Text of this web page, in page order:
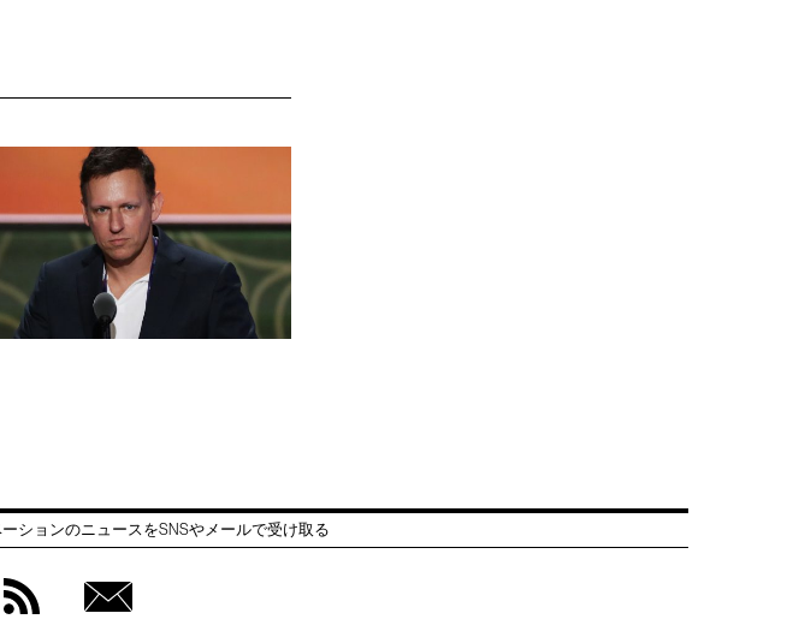
ションのニュースをSNSやメールで受け取る